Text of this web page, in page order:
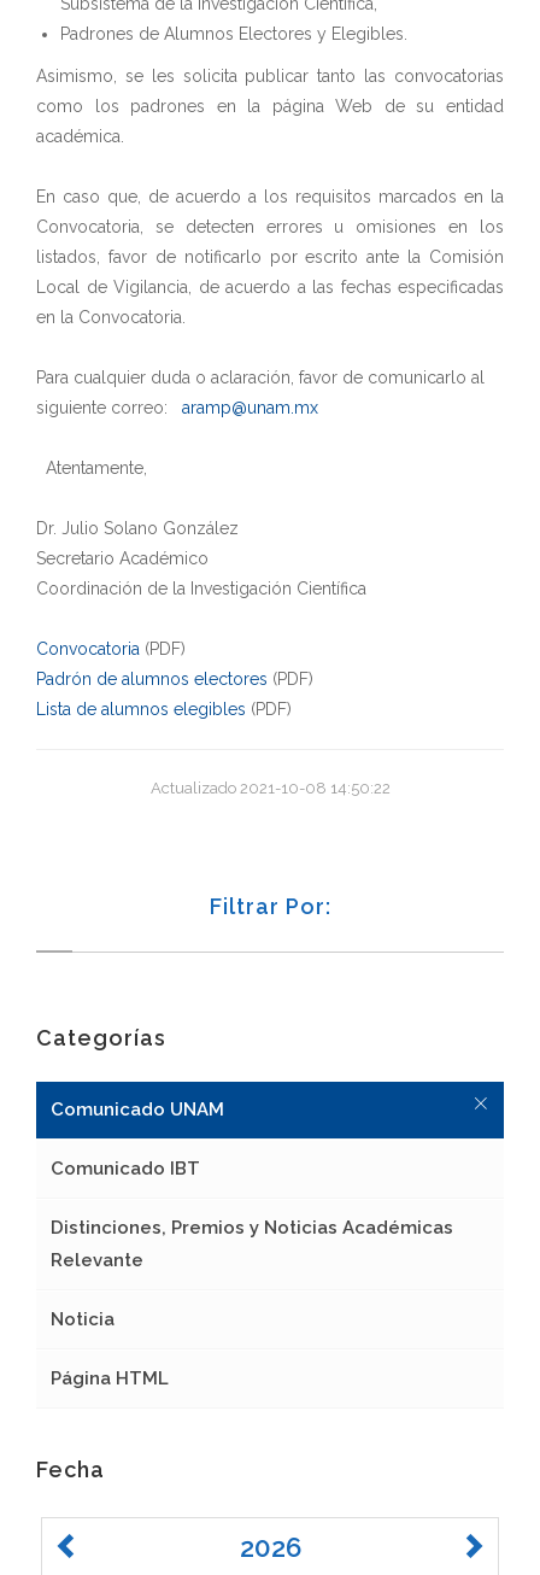
Padrones de Alumnos Electores y Elegibles.
Asimismo, se les solicita publicar tanto las convocatorias
como los padrones en la página Web de su entidad
académica.
En caso que, de acuerdo a los requisitos marcados en la
Convocatoria, se detecten errores u omisiones en los
listados, favor de notificarlo por escrito ante la Comisión
Local de Vigilancia, de acuerdo a las fechas especificadas
en la Convocatoria.
Para cualquier duda o aclaración, favor de comunicarlo al
siguiente correo: aramp@unam.mx
Atentamente,
Dr. Julio Solano González
Secretario Académico
Coordinación de la Investigación Científica
Convocatoria (PDF)
Padrón de alumnos electores (PDF)
Lista de alumnos elegibles (PDF)
Actualizado 2021-10-08 14:50:22
Filtrar Por:
Categorías
Comunicado UNAM
Comunicado IBT
Distinciones, Premios y Noticias Académicas
Relevante
Noticia
Página HTML
Fecha
2026